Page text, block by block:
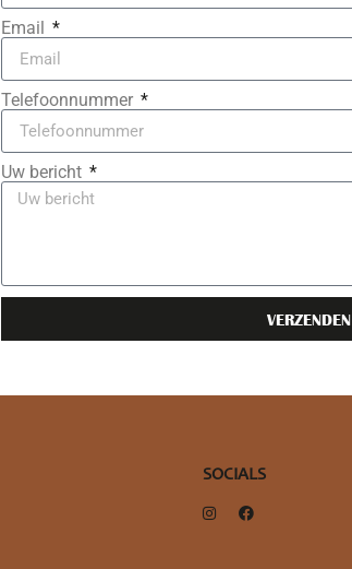
Email
Telefoonnummer
Uw bericht
VERZENDEN
SOCIALS